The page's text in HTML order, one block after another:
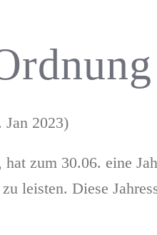
Jan 2023)
zum 30.06. eine
leisten. Diese